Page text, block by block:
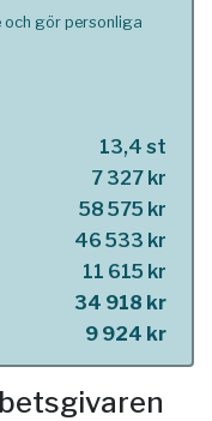
gör personliga
13,4 st
7 327 kr
58 575 kr
46 533 kr
11 615 kr
34 918 kr
9 924 kr